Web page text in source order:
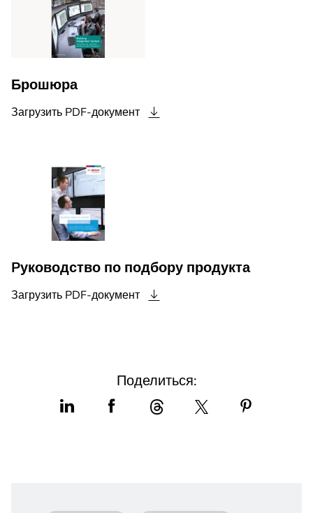
Брошюра
Загрузить PDF-документ
Pуководство по подбору продукта
Загрузить PDF-документ
Поделиться: